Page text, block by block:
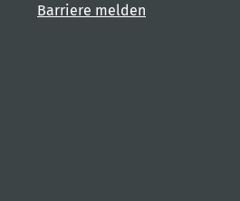
Barriere melden